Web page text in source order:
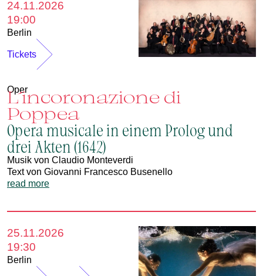
24.11.2026
19:00
Berlin
Tickets
Oper
L´incoronazione di
Poppea
Opera musicale in einem Prolog und
drei Akten (1642)
Musik von Claudio Monteverdi
Text von Giovanni Francesco Busenello
read more
25.11.2026
19:30
Berlin